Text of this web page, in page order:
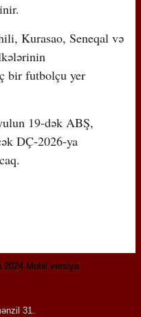
Kurasao, Seneqal və
bir futbolçu yer
19-dək ABŞ,
DÇ-2026-ya
2024 Mobil versiya
31.